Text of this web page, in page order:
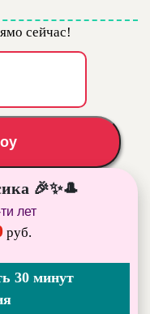
сейчас!
🎉✨🎩
лет
руб.
30 минут